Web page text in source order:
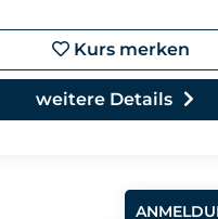
Kurs merken
weitere Details